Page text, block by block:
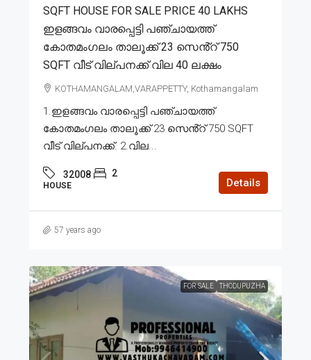
SQFT HOUSE FOR SALE PRICE 40 LAKHS
ഇളങ്ങവം വാരപ്പെട്ടി പഞ്ചായത്ത്
കോതമംഗലം താലൂക്ക് 23 സെൻ്റ് 750
SQFT വീട് വില്പനക്ക് വില 40 ലക്ഷം
KOTHAMANGALAM,VARAPPETTY, Kothamangalam
1.ഇളങ്ങവം വാരപ്പെട്ടി പഞ്ചായത്ത്
കോതമംഗലം താലൂക്ക് 23 സെൻ്റ് 750 SQFT
വീട് വില്പനക്ക്. 2.വില...
32008 2
HOUSE Details
57 years ago
FOR SALE THODUPUZHA